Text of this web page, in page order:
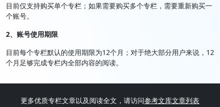
目前仅支持购买单个专栏；如果需要购买多个专栏，需要重新购买一
个账号。
2、账号使用期限
目前每个专栏默认的使用期限为12个月；对于绝大部分用户来说，12
个月足够完成专栏内全部内容的阅读。
更多优质专栏文章以及阅读全文，请访问参考文库文章列表